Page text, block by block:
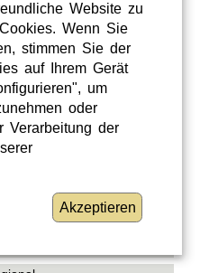
Website zu
Wenn Sie
stimmen Sie der
auf Ihrem Gerät
um
oder
Verarbeitung der
Akzeptieren